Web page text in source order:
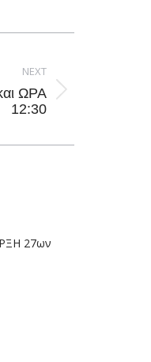
NEXT
ΩΡΑ
12:30
27ων